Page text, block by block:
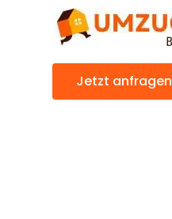
Jetzt anfragen